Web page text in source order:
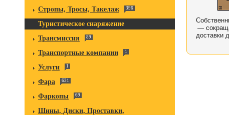
Стропы, Тросы, Такелаж 396
Туристическое снаряжение
Трансмиссия
89
Транспортные компании 1
Услуги 1
Фара 631
Фаркопы 69
Шины, Диски, Проставки,
—
доставки